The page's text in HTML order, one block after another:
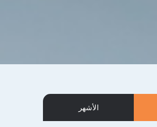
الأشهر